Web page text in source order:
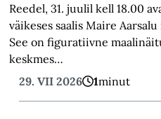
Reedel, 31. juulil kell 18.00
väikeses saalis Maire
See on figuratiivne
keskmes…
29. VII 2026
1minut